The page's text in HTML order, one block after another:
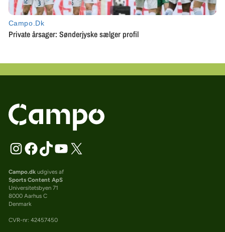
Campo.dkudgives af
Sports Content ApS
Universitetsbyen 71
8000 Aarhus C
Denmark
CVR-nr: 42457450